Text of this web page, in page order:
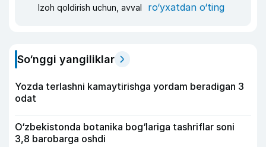
Izoh qoldirish uchun, avval ro‘yxatdan o‘ting
So‘nggi yangiliklar
Yozda terlashni kamaytirishga yordam beradigan 3
odat
O‘zbekistonda botanika bog‘lariga tashriflar soni
3,8 barobarga oshdi